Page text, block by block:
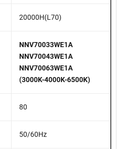
20000H(L70)
NNV70033WE1A
NNV70043WE1A
NNV70063WE1A
(3000K-4000K-6500K)
80
50/60Hz